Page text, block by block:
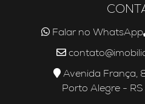
Falar no WhatsApp
Avenida França,
Porto Alegre -